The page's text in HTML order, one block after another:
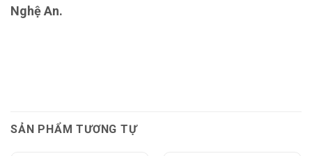
Nghệ An.
SẢN PHẨM TƯƠNG TỰ